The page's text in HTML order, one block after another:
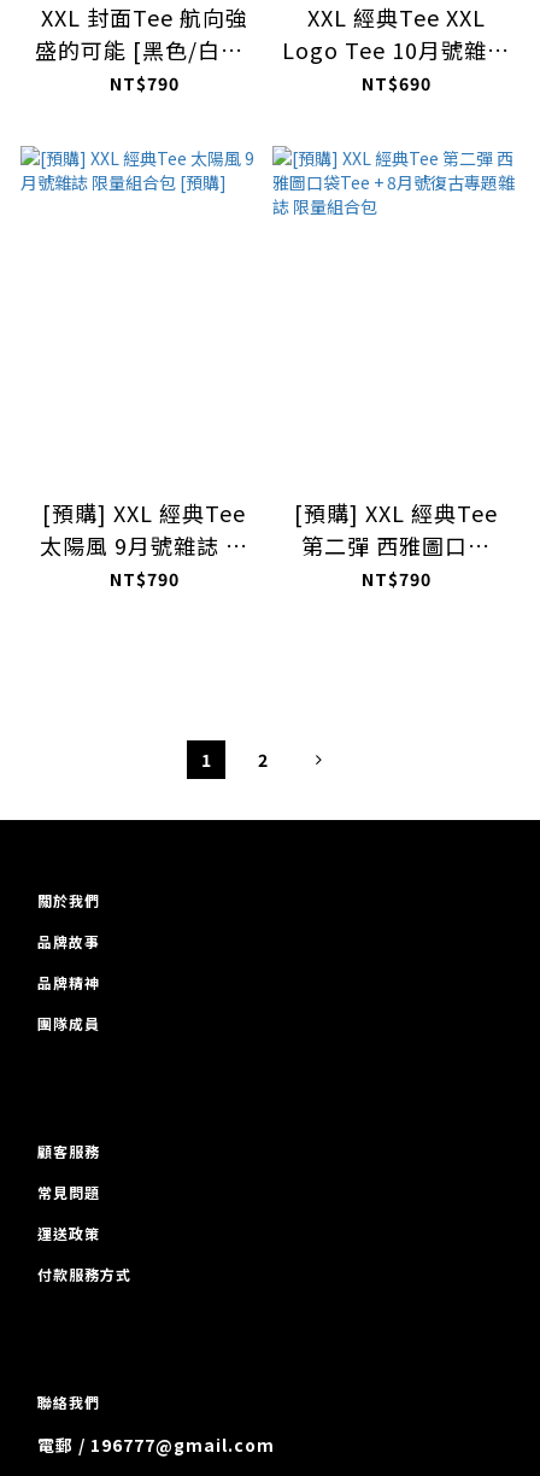
XXL 封面Tee 航向強
盛的可能 [黑色/白色]
此為預購商品 11/18號
NT$790
XXL 經典Tee XXL
Logo Tee 10月號雜誌
限量組合包
NT$690
[預購] XXL 經典Tee
太陽風 9月號雜誌 限
量組合包 [預購]
NT$790
[預購] XXL 經典Tee
第二彈 西雅圖口袋
Tee + 8月號復古專題
NT$790
1 2
關於我們
品牌故事
品牌精神
團隊成員
顧客服務
常見問題
運送政策
付款服務方式
聯絡我們
電郵 / 196777@gmail.com